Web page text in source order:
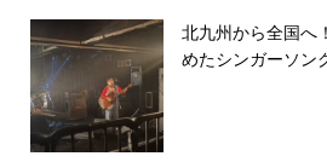
北九州から全国へ
めたシンガーソン